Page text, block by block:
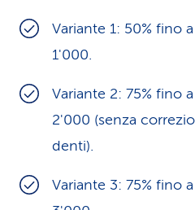
Variante 1: 50% fino
1'000.
Variante 2: 75% fino
2'000 (senza
denti).
Variante 3: 75% fino